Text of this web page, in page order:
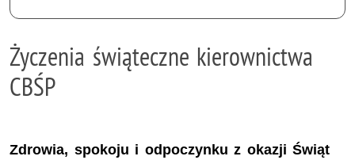
Życzenia świąteczne kierownictwa
CBŚP
Zdrowia, spokoju i odpoczynku z okazji Świąt